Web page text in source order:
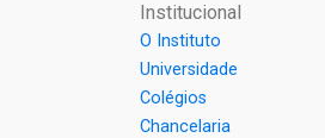
Institucional
O Instituto
Universidade
Colégios
Chancelaria